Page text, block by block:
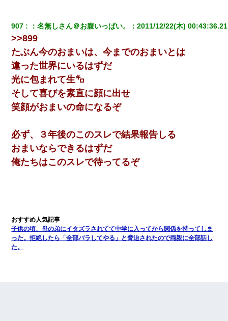
907 ：名無しさん＠お腹いっぱい。 ：2011/12/22(木) 00:43:36.21
>>899
たぶん今のおまいは、今までのおまいとは
違った世界にいるはずだ
光に包まれて生㌔
そして喜びを素直に顔に出せ
笑顔がおまいの命になるぞ
必ず、３年後のこのスレで結果報告しる
おまいならできるはずだ
俺たちはこのスレで待ってるぞ
子供の頃、母の弟にイタズラされてて中学に入ってから関係を持ってしま
った。拒絶したら「全部バラしてやる」と脅迫されたので両親に全部話し
た。